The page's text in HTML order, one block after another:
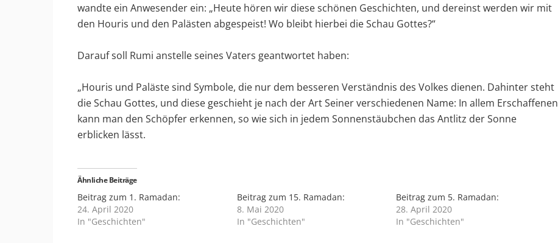
wandte ein Anwesender ein: „Heute hören wir diese schönen Geschichten, und dereinst werden wir mit
den Houris und den Palästen abgespeist! Wo bleibt hierbei die Schau Gottes?“
Darauf soll Rumi anstelle seines Vaters geantwortet haben:
„Houris und Paläste sind Symbole, die nur dem besseren Verständnis des Volkes dienen. Dahinter steht
die Schau Gottes, und diese geschieht je nach der Art Seiner verschiedenen Name: In allem Erschaffenen
kann man den Schöpfer erkennen, so wie sich in jedem Sonnenstäubchen das Antlitz der Sonne
erblicken lässt.
Ähnliche Beiträge
Beitrag zum 1. Ramadan:
24. April 2020
In "Geschichten"
Beitrag zum 15. Ramadan:
8. Mai 2020
In "Geschichten"
Beitrag zum 5. Ramadan:
28. April 2020
In "Geschichten"